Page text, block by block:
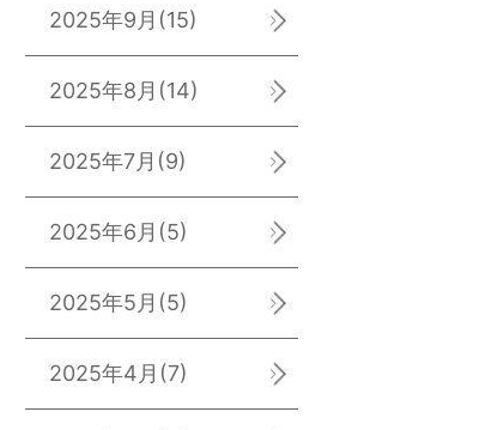
2025年9月 (15)
2025年8月 (14)
2025年7月 (9)
2025年6月 (5)
2025年5月 (5)
2025年4月 (7)